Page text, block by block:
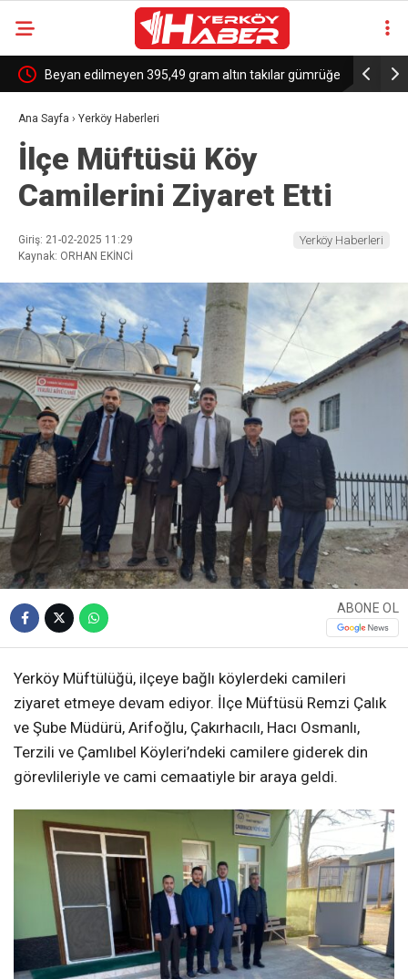
Beyan edilmeyen 395,49 gram altın takılar gümrüğe
takıldı
Ana Sayfa › Yerköy Haberleri
İlçe Müftüsü Köy
Camilerini Ziyaret Etti
Giriş: 21-02-2025 11:29
Kaynak: ORHAN EKİNCİ
Yerköy Haberleri
ABONE OL
Yerköy Müftülüğü, ilçeye bağlı köylerdeki camileri
ziyaret etmeye devam ediyor. İlçe Müftüsü Remzi Çalık
ve Şube Müdürü, Arifoğlu, Çakırhacılı, Hacı Osmanlı,
Terzili ve Çamlıbel Köyleri’ndeki camilere giderek din
görevlileriyle ve cami cemaatiyle bir araya geldi.